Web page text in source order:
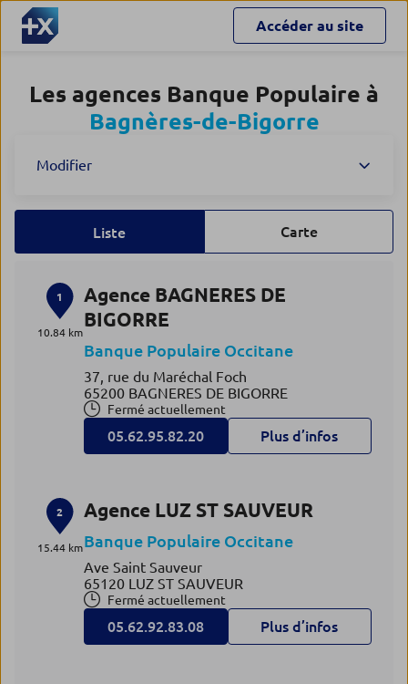
Accéder au site
Les agences Banque Populaire à
Bagnères-de-Bigorre
Modifier
Liste Carte
1
10.84 km
Agence BAGNERES DE
BIGORRE
Banque Populaire Occitane
37, rue du Maréchal Foch
65200 BAGNERES DE BIGORRE
Fermé actuellement
05.62.95.82.20 Plus d’infos
2
15.44 km
Agence LUZ ST SAUVEUR
Banque Populaire Occitane
Ave Saint Sauveur
65120 LUZ ST SAUVEUR
Fermé actuellement
05.62.92.83.08 Plus d’infos